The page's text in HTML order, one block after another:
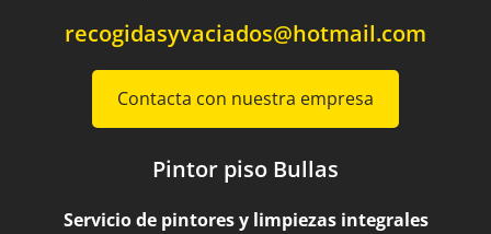
recogidasyvaciados@hotmail.com
Contacta con nuestra empresa
Pintor piso Bullas
Servicio de pintores y limpiezas integrales